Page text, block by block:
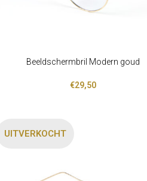
LEES VERDERBeeldschermbril Modern goud
€29,50
UITVERKOCHT